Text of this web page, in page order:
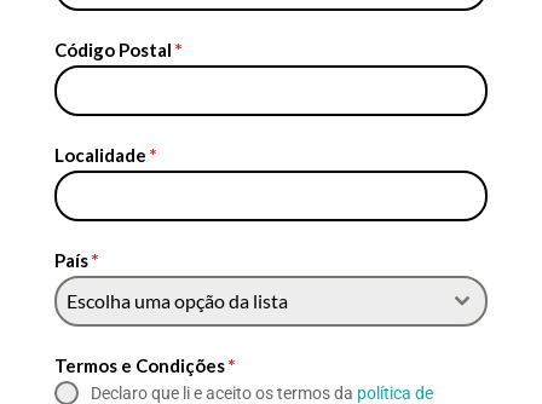
Código Postal *
Localidade *
País*
Escolha uma opção da lista
Termos e Condições*
Declaro que li e aceito os termos da política de